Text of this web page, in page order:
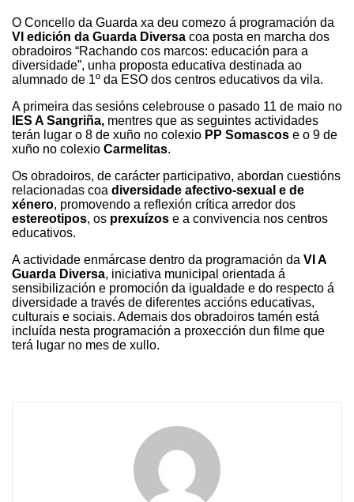
O Concello da Guarda xa deu comezo á programación da
VI edición da Guarda Diversa coa posta en marcha dos
obradoiros “Rachando cos marcos: educación para a
diversidade”, unha proposta educativa destinada ao
alumnado de 1º da ESO dos centros educativos da vila.
A primeira das sesións celebrouse o pasado 11 de maio no
IES A Sangriña, mentres que as seguintes actividades
terán lugar o 8 de xuño no colexio PP Somascos e o 9 de
xuño no colexio Carmelitas.
Os obradoiros, de carácter participativo, abordan cuestións
relacionadas coa diversidade afectivo-sexual e de
xénero, promovendo a reflexión crítica arredor dos
estereotipos, os prexuízos e a convivencia nos centros
educativos.
A actividade enmárcase dentro da programación da VI A
Guarda Diversa, iniciativa municipal orientada á
sensibilización e promoción da igualdade e do respecto á
diversidade a través de diferentes accións educativas,
culturais e sociais. Ademais dos obradoiros tamén está
incluída nesta programación a proxección dun filme que
terá lugar no mes de xullo.